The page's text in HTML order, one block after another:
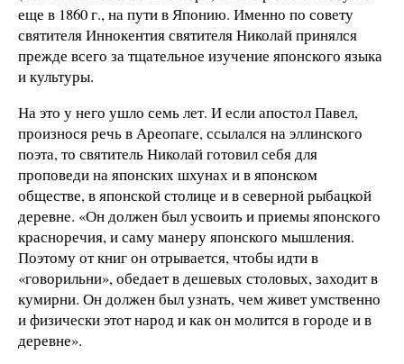
еще в 1860 г., на пути в Японию. Именно по совету
святителя Иннокентия святителя Николай принялся
прежде всего за тщательное изучение японского языка
и культуры.
На это у него ушло семь лет. И если апостол Павел,
произнося речь в Ареопаге, ссылался на эллинского
поэта, то святитель Николай готовил себя для
проповеди на японских шхунах и в японском
обществе, в японской столице и в северной рыбацкой
деревне. «Он должен был усвоить и приемы японского
красноречия, и саму манеру японского мышления.
Поэтому от книг он отрывается, чтобы идти в
«говорильни», обедает в дешевых столовых, заходит в
кумирни. Он должен был узнать, чем живет умственно
и физически этот народ и как он молится в городе и в
деревне».